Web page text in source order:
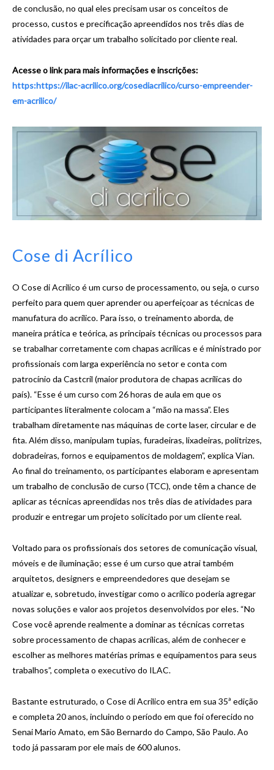
de conclusão, no qual eles precisam usar os conceitos de
processo, custos e precificação apreendidos nos três dias de
atividades para orçar um trabalho solicitado por cliente real.
Acesse o link para mais informações e inscrições:
https:https://ilac-acrilico.org/cosediacrilico/curso-empreender-
em-acrilico/
Cose di Acrílico
O Cose di Acrilico é um curso de processamento, ou seja, o curso
perfeito para quem quer aprender ou aperfeiçoar as técnicas de
manufatura do acrílico. Para isso, o treinamento aborda, de
maneira prática e teórica, as principais técnicas ou processos para
se trabalhar corretamente com chapas acrílicas e é ministrado por
profissionais com larga experiência no setor e conta com
patrocínio da Castcril (maior produtora de chapas acrílicas do
país). “Esse é um curso com 26 horas de aula em que os
participantes literalmente colocam a “mão na massa”. Eles
trabalham diretamente nas máquinas de corte laser, circular e de
fita. Além disso, manipulam tupias, furadeiras, lixadeiras, politrizes,
dobradeiras, fornos e equipamentos de moldagem”, explica Vian.
Ao final do treinamento, os participantes elaboram e apresentam
um trabalho de conclusão de curso (TCC), onde têm a chance de
aplicar as técnicas apreendidas nos três dias de atividades para
produzir e entregar um projeto solicitado por um cliente real.
Voltado para os profissionais dos setores de comunicação visual,
móveis e de iluminação; esse é um curso que atrai também
arquitetos, designers e empreendedores que desejam se
atualizar e, sobretudo, investigar como o acrílico poderia agregar
novas soluções e valor aos projetos desenvolvidos por eles. “No
Cose você aprende realmente a dominar as técnicas corretas
sobre processamento de chapas acrílicas, além de conhecer e
escolher as melhores matérias primas e equipamentos para seus
trabalhos”, completa o executivo do ILAC.
Bastante estruturado, o Cose di Acrilico entra em sua 35ª edição
e completa 20 anos, incluindo o período em que foi oferecido no
Senai Mario Amato, em São Bernardo do Campo, São Paulo. Ao
todo já passaram por ele mais de 600 alunos.